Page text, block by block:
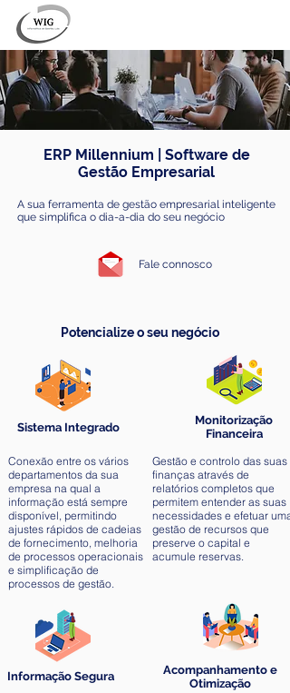
ERP Millennium | Software de
Gestão Empresarial
A sua ferramenta de gestão empresarial inteligente
que simplifica o dia-a-dia do seu negócio
Fale connosco
Sistema Integrado
Conexão entre os vários
departamentos da sua
empresa na qual a
informação está sempre
disponível, permitindo
ajustes rápidos de cadeias
de fornecimento, melhoria
de processos operacionais
e simplificação de
processos de gestão.
Informação Segura
Monitorização
Financeira
Gestão e controlo das suas
finanças através de
relatórios completos que
permitem entender as suas
necessidades e efetuar uma
gestão de recursos que
preserve o capital e
acumule reservas.
Acompanhamento e
Otimização
Potencialize o seu negócio